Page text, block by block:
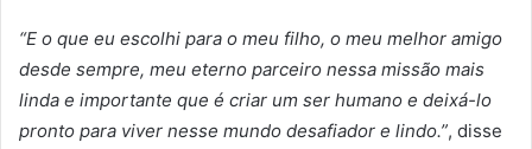
“E o que eu escolhi para o meu filho, o meu melhor amigo
desde sempre, meu eterno parceiro nessa missão mais
linda e importante que é criar um ser humano e deixá-lo
pronto para viver nesse mundo desafiador e lindo.”, disse